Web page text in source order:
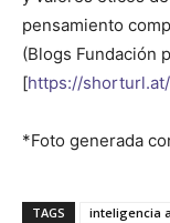
pensamiento
(Blogs Fundación
[https://
*Foto generada
TAGS inteligencia